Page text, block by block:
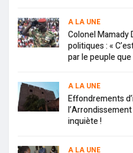
A LA UNE
Colonel Mamady
politiques : «
par le peuple
A LA UNE
Effondrements
inquiète !
A LA UNE